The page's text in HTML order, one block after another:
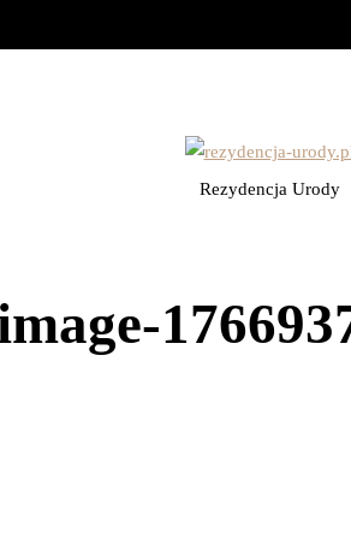
Rezydencja Urody